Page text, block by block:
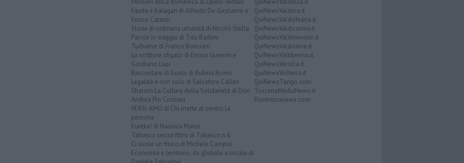
Pensieri della domenica di Libero Venturi
Fauda e balagan di Alfredo De Girolamo e
Enrico Catassi
Storie di ordinaria umanità di Nicolò Stella
Parole in viaggio di Tito Barbini
Turbative di Franco Bonciani
Lo scrittore sfigato di Enrico Guerrini e
Gordiano Lupi
Raccontare di Gusto di Rubina Rovini
Legalità e non solo di Salvatore Calleri
Shalom La Cultura della Solidarietà di Don
Andrea Pio Cristiani
VERSI-AMO di Chi mette al centro la
persona
Eureka! di Nausica Manzi
Tabasco senza filtro di Tabasco n.6
Ci vuole un fisico di Michele Campisi
Economia e territorio, da globale a locale di
QuiNewsValdelsa.it
QuiNewsValdera.it
QuiNewsValdichiana.it
QuiNewsValdicornia.it
QuiNewsValdinievole.it
QuiNewsValdisieve.it
QuiNewsValtiberina.it
QuiNewsVersilia.it
QuiNewsVolterra.it
QuiNewsTango.com
ToscanaMediaNews.it
Fiorentinanews.com